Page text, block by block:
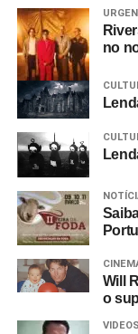
no
Will
o
VIDEOS